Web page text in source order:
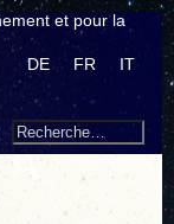
et pour la
DE FR IT
Search
Recherche